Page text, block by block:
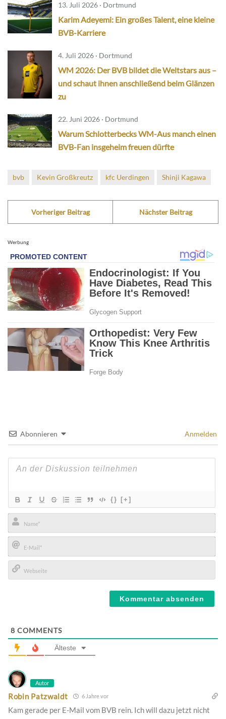
13. Juli 2026 · Dortmund
Karim Adeyemi: Ein großes Talent, eine kleine
BVB-Karriere
4. Juli 2026 · Dortmund
WM 2026: Der BVB bildet die Weltstars aus –
und schaut ihnen anschließend beim Glänzen
zu
22. Juni 2026 · Dortmund
Warum Schlotterbecks WM-Aus manch einen
BVB-Fan insgeheim freuen dürfte
bvb Kevin Großkreutz kfc Uerdingen Shinji Kagawa
Vorheriger Beitrag Nächster Beitrag
Werbung
Abonnieren Anmelden
{} [+]
Name*
E-
Mail*
8 COMMENTS
Älteste
Autor
Robin Patzwaldt 6 Jahre vor
Kam gerade per E-Mail vom BVB rein. Ich will dazu jetzt nicht